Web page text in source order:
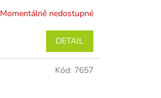
Momentálně nedostupné
DETAIL
Kód: 7657